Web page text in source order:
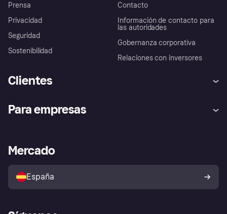
Prensa
Privacidad
Seguridad
Sostenibilidad
Contacto
Información de contacto para
las autoridades
Gobernanza corporativa
Relaciones con inversores
Clientes
Inicio de sesión
Directorio de tiendas
Política de protección al
comprador de Klarna
Reclamaciones
Para empresas
Acceso empresas
Mercado
España